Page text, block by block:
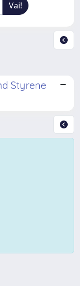
Styrene